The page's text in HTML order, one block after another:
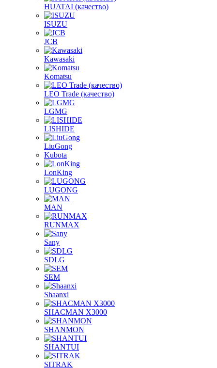
HUATAI (качество)
ISUZU
JCB
Kawasaki
Komatsu
LEO Trade (качество)
LGMG
LISHIDE
LiuGong
Kubota
LonKing
LUGONG
MAN
RUNMAX
Sany
SDLG
SEM
Shaanxi
SHACMAN X3000
SHANMON
SHANTUI
SITRAK